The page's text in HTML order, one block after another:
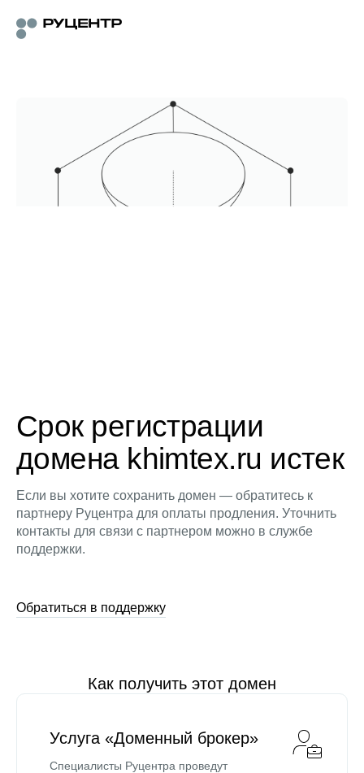
Срок регистрации
домена khimtex.ru истек
Если вы хотите сохранить домен — обратитесь к
партнеру Руцентра для оплаты продления. Уточнить
контакты для связи с партнером можно в службе
поддержки.
Обратиться в поддержку
Как получить этот домен
Услуга «Доменный брокер»
Специалисты Руцентра проведут